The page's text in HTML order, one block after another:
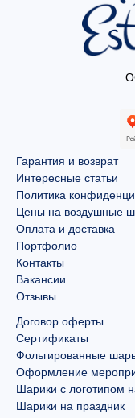
Гарантия и возврат
Интересные статьи
Политика
Цены на воздушные
Оплата и доставка
Портфолио
Контакты
Вакансии
Отзывы
Договор оферты
Сертификаты
Фольгированные
Оформление
Шарики с логотипом
Шарики на праздник